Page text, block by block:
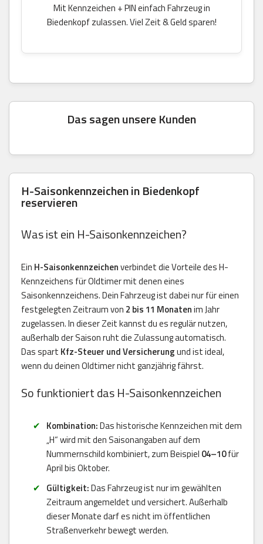
Mit Kennzeichen + PIN einfach Fahrzeug in
Biedenkopf zulassen. Viel Zeit & Geld sparen!
Das sagen unsere Kunden
H-Saisonkennzeichen in Biedenkopf
reservieren
Was ist ein H-Saisonkennzeichen?
Ein H-Saisonkennzeichenverbindet die Vorteile des H-
Kennzeichens für Oldtimer mit denen eines
Saisonkennzeichens. Dein Fahrzeug ist dabei nur für einen
festgelegten Zeitraum von 2 bis 11 Monatenim Jahr
zugelassen. In dieser Zeit kannst du es regulär nutzen,
außerhalb der Saison ruht die Zulassung automatisch.
Das spart Kfz-Steuer und Versicherungund ist ideal,
wenn du deinen Oldtimer nicht ganzjährig fährst.
So funktioniert das H-Saisonkennzeichen
Kombination:Das historische Kennzeichen mit dem
„H“ wird mit den Saisonangaben auf dem
Nummernschild kombiniert, zum Beispiel 04–10für
April bis Oktober.
Gültigkeit:Das Fahrzeug ist nur im gewählten
Zeitraum angemeldet und versichert. Außerhalb
dieser Monate darf es nicht im öffentlichen
Straßenverkehr bewegt werden.